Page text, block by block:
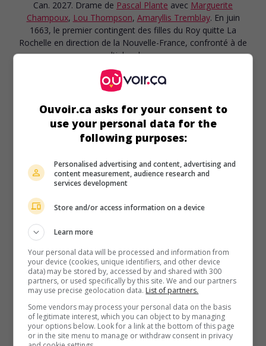
Can. 2027. Drame de Pascal Plante avec Marguerite
Champoux, Lou Thompson, Amaryllis Tremblay. En juin
1663, le premier contingent des filles du Roy quitte La
Rochelle en direction de la Nouvelle-France, confronté à de
multiples dangers.
au cinéma sur mes écrans
Can. 2023. Thrillerde Pascal Plante avec Juliette Gariépy
technologie suit avidement le procès d'un homme accusé
d’avoir tué trois adolescentes, lors de séances de tortures
filmées puis diffusées sur le dark web.
Durée: 118 min.
au cinéma sur mes écrans
Ouvoir.ca asks for your consent to
use your personal data for the
following purposes:
Personalised advertising and content, advertising and
content measurement, audience research and
services development
Store and/or access information on a device
Learn more
Your personal data will be processed and information from
your device (cookies, unique identifiers, and other device
data) may be stored by, accessed by and shared with 300
partners, or used specifically by this site. We and our partners
may use precise geolocation data. List of partners.
Some vendors may process your personal data on the basis
of legitimate interest, which you can object to by managing
your options below. Look for a link at the bottom of this page
or in the site menu to manage or withdraw consent in privacy